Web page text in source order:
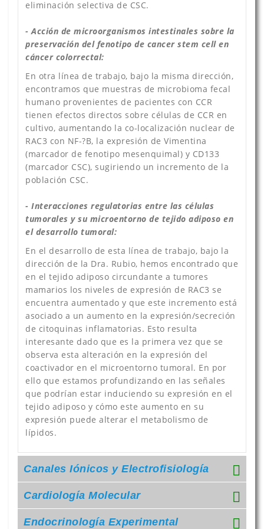
eliminación selectiva de CSC.
- Acción de microorganismos intestinales sobre la
preservación del fenotipo de cancer stem cell en
cáncer colorrectal:
En otra línea de trabajo, bajo la misma dirección,
encontramos que muestras de microbioma fecal
humano provenientes de pacientes con CCR
tienen efectos directos sobre células de CCR en
cultivo, aumentando la co-localización nuclear de
RAC3 con NF-?B, la expresión de Vimentina
(marcador de fenotipo mesenquimal) y CD133
(marcador CSC), sugiriendo un incremento de la
población CSC.
- Interacciones regulatorias entre las células
tumorales y su microentorno de tejido adiposo en
el desarrollo tumoral:
En el desarrollo de esta línea de trabajo, bajo la
dirección de la Dra. Rubio, hemos encontrado que
en el tejido adiposo circundante a tumores
mamarios los niveles de expresión de RAC3 se
encuentra aumentado y que este incremento está
asociado a un aumento en la expresión/secreción
de citoquinas inflamatorias. Esto resulta
interesante dado que es la primera vez que se
observa esta alteración en la expresión del
coactivador en el microentorno tumoral. En por
ello que estamos profundizando en las señales
que podrían estar induciendo su expresión en el
tejido adiposo y cómo este aumento en su
expresión puede alterar el metabolismo de
lípidos.
Canales Iónicos y Electrofisiología
Lineas de Investigación
Cardiología Molecular
Endocrinología Experimental